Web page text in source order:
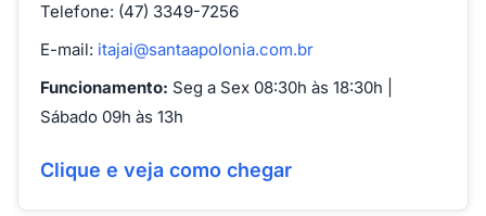
Telefone: (47) 3349-7256
E-mail: itajai@santaapolonia.com.br
Funcionamento: Seg a Sex 08:30h às 18:30h |
Sábado 09h às 13h
Clique e veja como chegar